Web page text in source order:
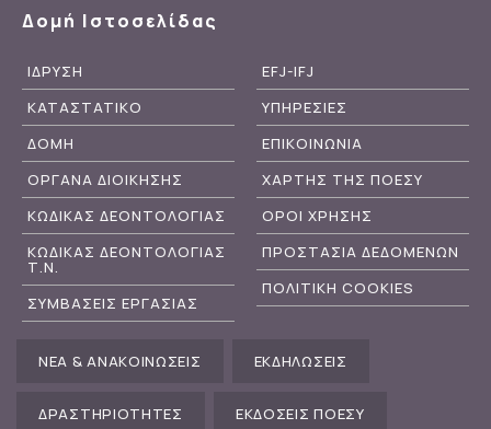
Δομή Ιστοσελίδας
ΙΔΡΥΣΗ
ΚΑΤΑΣΤΑΤΙΚΟ
ΔΟΜΗ
ΟΡΓΑΝΑ ΔΙΟΙΚΗΣΗΣ
ΚΩΔΙΚΑΣ ΔΕΟΝΤΟΛΟΓΙΑΣ
ΚΩΔΙΚΑΣ ΔΕΟΝΤΟΛΟΓΙΑΣ
Τ.Ν.
ΣΥΜΒΑΣΕΙΣ ΕΡΓΑΣΙΑΣ
EFJ-IFJ
ΥΠΗΡΕΣΙΕΣ
ΕΠΙΚΟΙΝΩΝΙΑ
ΧΑΡΤΗΣ ΤΗΣ ΠΟΕΣΥ
ΟΡΟΙ ΧΡΗΣΗΣ
ΠΡΟΣΤΑΣΙΑ ΔΕΔΟΜΕΝΩΝ
ΠΟΛΙΤΙΚΗ COOKIES
ΝΕΑ & ΑΝΑΚΟΙΝΩΣΕΙΣ ΕΚΔΗΛΩΣΕΙΣ
ΔΡΑΣΤΗΡΙΟΤΗΤΕΣ ΕΚΔΟΣΕΙΣ ΠΟΕΣΥ